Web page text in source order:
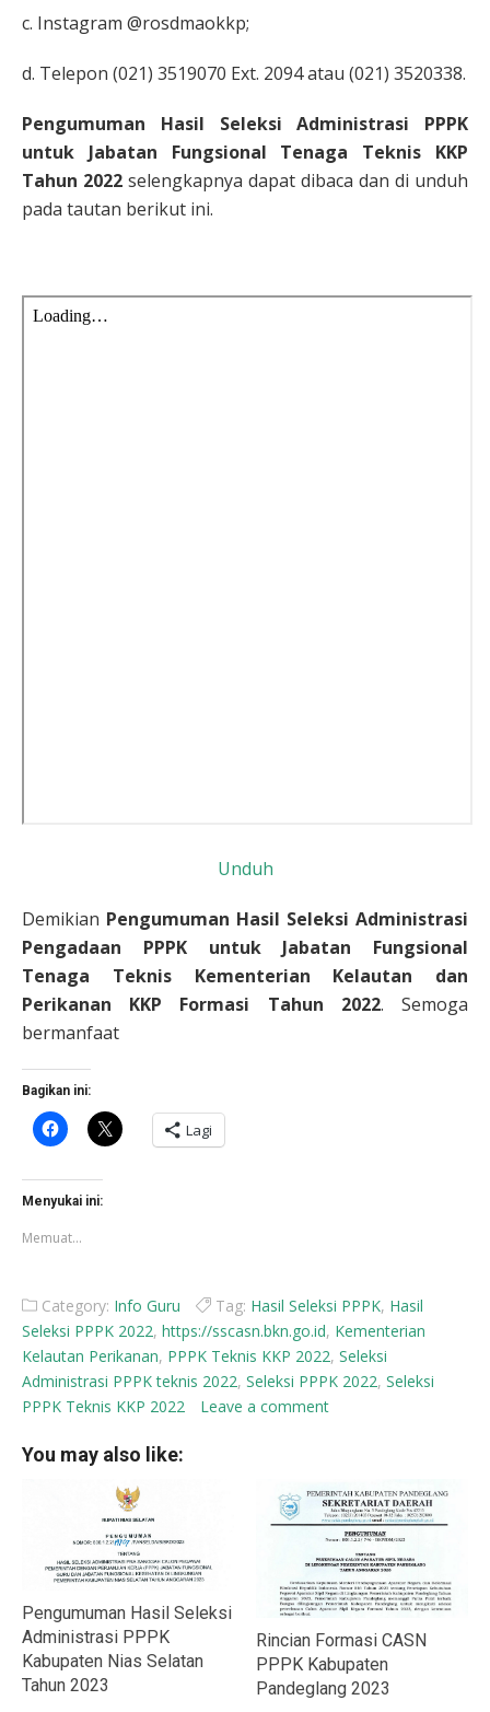
c. Instagram @rosdmaokkp;
d. Telepon (021) 3519070 Ext. 2094 atau (021) 3520338.
Pengumuman Hasil Seleksi Administrasi PPPK
untuk Jabatan Fungsional Tenaga Teknis KKP
Tahun 2022 selengkapnya dapat dibaca dan di unduh
pada tautan berikut ini.
Unduh
Demikian Pengumuman Hasil Seleksi Administrasi
Pengadaan PPPK untuk Jabatan Fungsional
Tenaga Teknis Kementerian Kelautan dan
Perikanan KKP Formasi Tahun 2022. Semoga
bermanfaat
Bagikan ini:
Klik
untuk
Facebook(Membuka
di
jendela
baru)
Klik
untuk
berbagi
Lagi
Menyukai ini:
Memuat...
Category: Info Guru Tag: Hasil Seleksi PPPK, Hasil
Seleksi PPPK 2022, https://sscasn.bkn.go.id, Kementerian
Kelautan Perikanan, PPPK Teknis KKP 2022, Seleksi
Administrasi PPPK teknis 2022, Seleksi PPPK 2022, Seleksi
PPPK Teknis KKP 2022
Leave a comment
You may also like:
Pengumuman Hasil Seleksi
Administrasi PPPK
Kabupaten Nias Selatan
Tahun 2023
Rincian Formasi CASN
PPPK Kabupaten
Pandeglang 2023